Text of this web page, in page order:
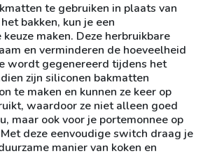
te gebruiken in plaats van
bakken, kun je een
maken. Deze herbruikbare
en verminderen de hoeveelheid
wordt gegenereerd tijdens het
zijn siliconen bakmatten
te maken en kunnen ze keer op
waardoor ze niet alleen goed
maar ook voor je portemonnee op
deze eenvoudige switch draag je
manier van koken en